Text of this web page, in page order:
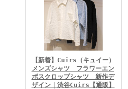
FINEBOYS2026年4月号
【新着】Cuirs（キュイー）
メンズシャツ フラワーエン
ボスクロップシャツ 新作デ
ザイン｜渋谷Cuirs【通販】